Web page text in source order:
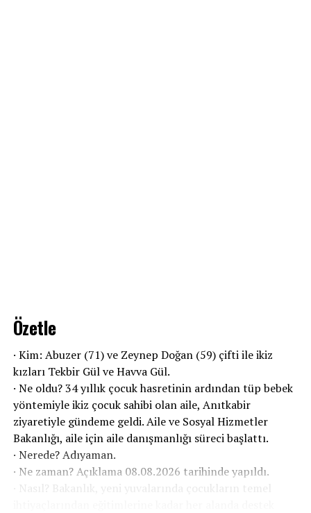
Özetle
· Kim: Abuzer (71) ve Zeynep Doğan (59) çifti ile ikiz
kızları Tekbir Gül ve Havva Gül.
· Ne oldu? 34 yıllık çocuk hasretinin ardından tüp bebek
yöntemiyle ikiz çocuk sahibi olan aile, Anıtkabir
ziyaretiyle gündeme geldi. Aile ve Sosyal Hizmetler
Bakanlığı, aile için aile danışmanlığı süreci başlattı.
· Nerede? Adıyaman.
· Ne zaman? Açıklama 08.08.2026 tarihinde yapıldı.
· Nasıl? Bakanlık, yeni yuvalarında çocukların temel